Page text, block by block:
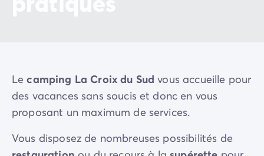
Lecamping La Croix du Sudvous accueille pour
des vacances sans soucis et donc en vous
proposant un maximum de services.
Vous disposez de nombreuses possibilités de